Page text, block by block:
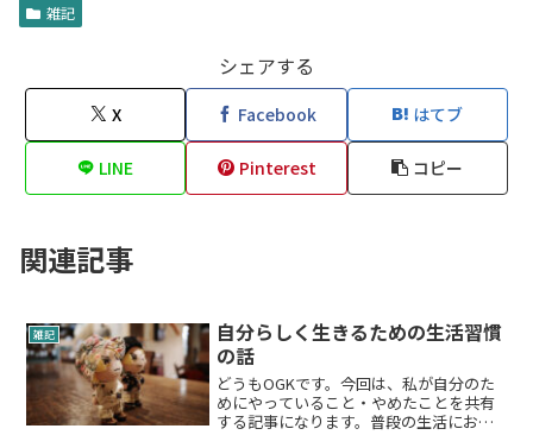
雑記
シェアする
X Facebook はてブ
LINE Pinterest コピー
関連記事
雑記
自分らしく生きるための生活習慣
の話
どうもOGKです。今回は、私が自分のた
めにやっていること・やめたことを共有
する記事になります。普段の生活におい